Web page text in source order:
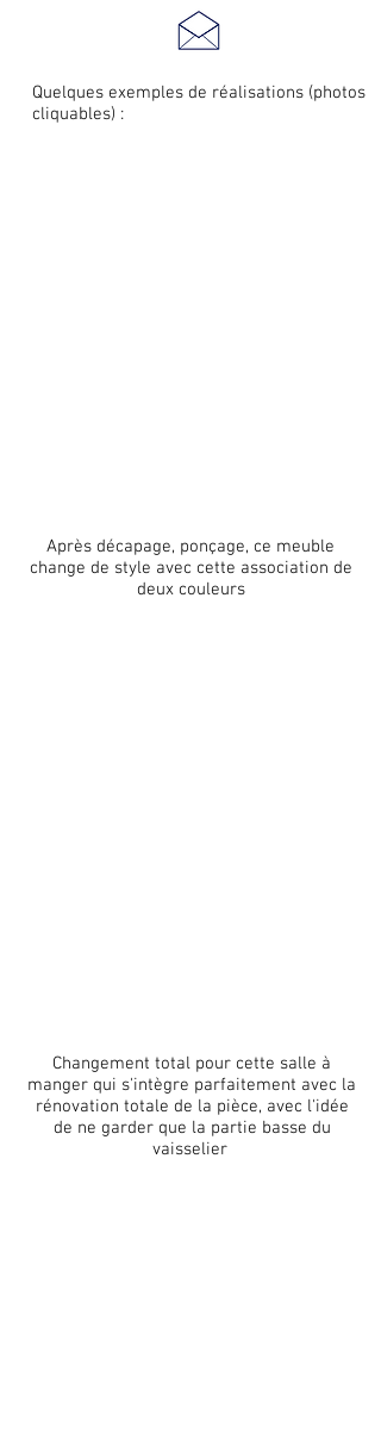
Quelques exemples de réalisations (photos
cliquables) :
Après décapage, ponçage, ce meuble
change de style avec cette association de
deux couleurs
Changement total pour cette salle à
manger qui s'intègre parfaitement avec la
rénovation totale de la pièce, avec l'idée
de ne garder que la partie basse du
vaisselier